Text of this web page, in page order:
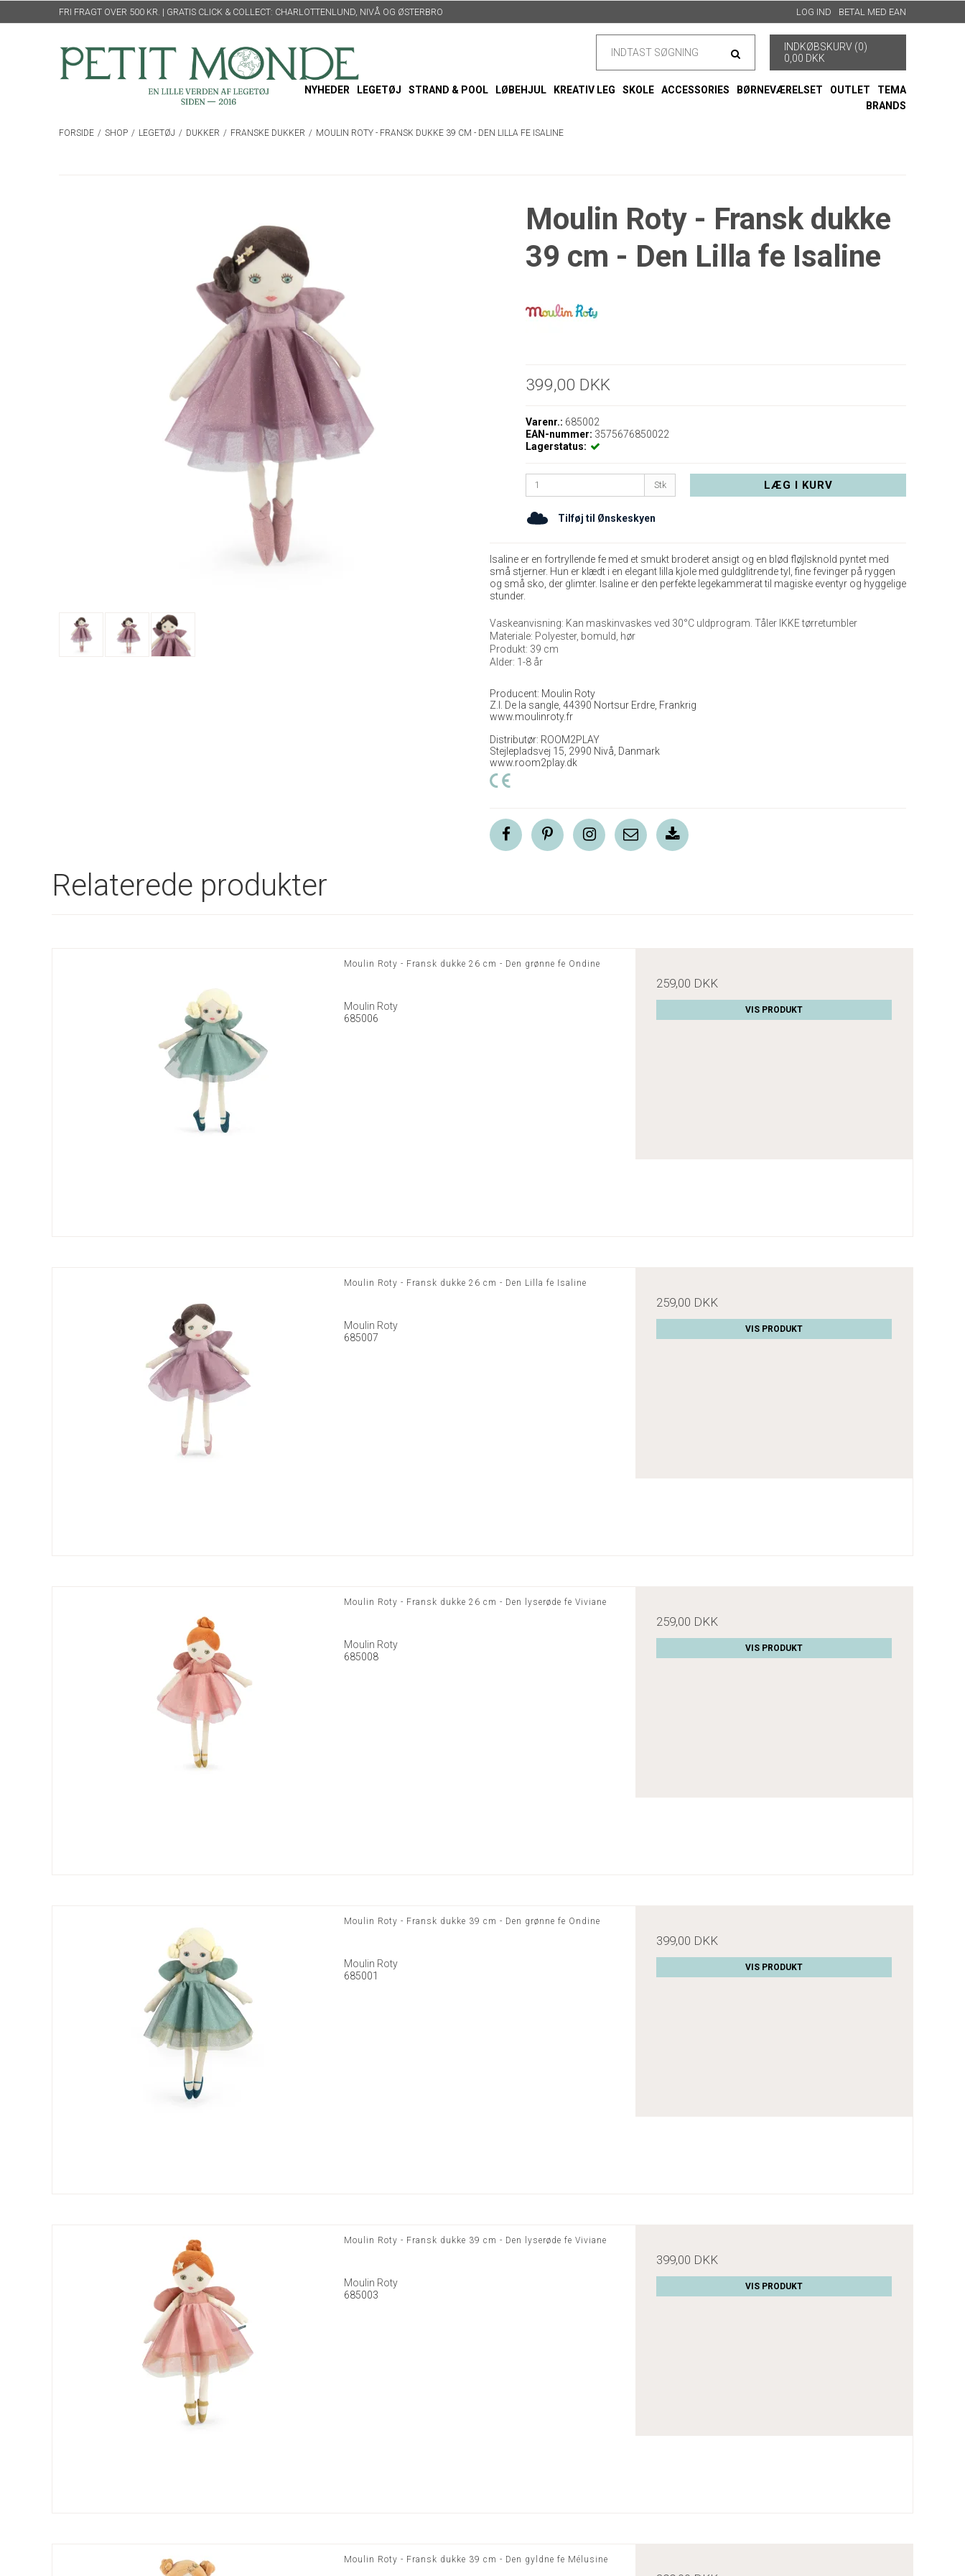
FRI FRAGT OVER 500 KR. | GRATIS CLICK & COLLECT: CHARLOTTENLUND, NIVÅ OG ØSTERBRO LOG IND BETAL MED EAN
INDKØBSKURV (0)
0,00 DKK
NYHEDER LEGETØJ STRAND & POOL LØBEHJUL KREATIV LEG SKOLE ACCESSORIES BØRNEVÆRELSET OUTLET
TEMA
BRANDS
FORSIDE / SHOP / LEGETØJ / DUKKER / FRANSKE DUKKER / MOULIN ROTY - FRANSK DUKKE 39 CM - DEN LILLA FE ISALINE
Moulin Roty - Fransk dukke
39 cm - Den Lilla fe Isaline
399,00 DKK
Varenr.: 685002
EAN-nummer: 3575676850022
Lagerstatus:
Stk LÆG I KURV
Tilføj til Ønskeskyen
Isaline er en fortryllende fe med et smukt broderet ansigt og en blød fløjlsknold pyntet med
små stjerner. Hun er klædt i en elegant lilla kjole med guldglitrende tyl, fine fevinger på ryggen
og små sko, der glimter. Isaline er den perfekte legekammerat til magiske eventyr og hyggelige
stunder.
Vaskeanvisning: Kan maskinvaskes ved 30°C uldprogram. Tåler IKKE tørretumbler
Materiale: Polyester, bomuld, hør
Produkt: 39 cm
Alder: 1-8 år
Producent: Moulin Roty
Z.I. De la sangle, 44390 Nortsur Erdre, Frankrig
www.moulinroty.fr
Distributør: ROOM2PLAY
Stejlepladsvej 15, 2990 Nivå, Danmark
www.room2play.dk
Relaterede produkter
Moulin Roty - Fransk dukke 26 cm - Den grønne fe Ondine
Moulin Roty
685006
259,00 DKK
VIS PRODUKT
Moulin Roty - Fransk dukke 26 cm - Den Lilla fe Isaline
Moulin Roty
685007
259,00 DKK
VIS PRODUKT
Moulin Roty - Fransk dukke 26 cm - Den lyserøde fe Viviane
Moulin Roty
685008
259,00 DKK
VIS PRODUKT
Moulin Roty - Fransk dukke 39 cm - Den grønne fe Ondine
Moulin Roty
685001
399,00 DKK
VIS PRODUKT
Moulin Roty - Fransk dukke 39 cm - Den lyserøde fe Viviane
Moulin Roty
685003
399,00 DKK
VIS PRODUKT
Moulin Roty - Fransk dukke 39 cm - Den gyldne fe Mélusine